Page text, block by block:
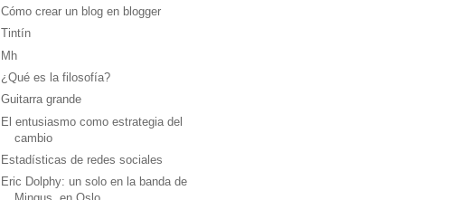
Cómo crear un blog en blogger
Tintín
Mh
¿Qué es la filosofía?
Guitarra grande
El entusiasmo como estrategia del
cambio
Estadísticas de redes sociales
Eric Dolphy: un solo en la banda de